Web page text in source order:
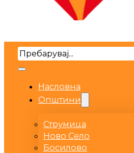
Search
Насловна
Општини
Струмица
Ново Село
Босилово